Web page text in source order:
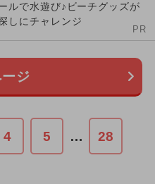
ルで水遊び♪ビーチグッズが
しにチャレンジ
PR
ジ
4 5 … 28